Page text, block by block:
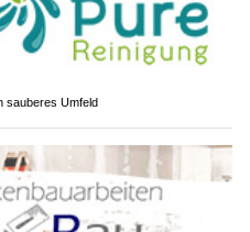
sauberes Umfeld